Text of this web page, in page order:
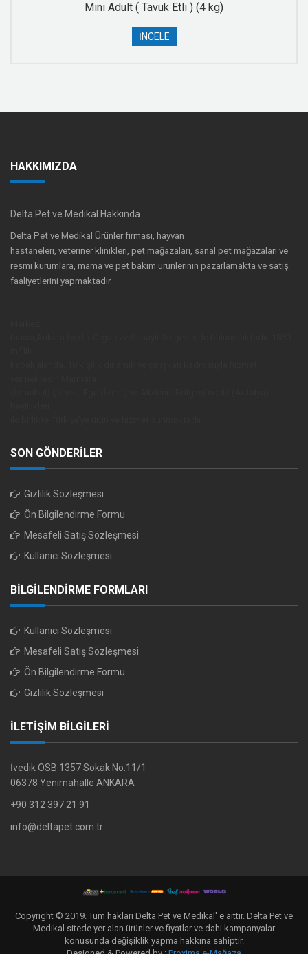
Mini Adult ( Tavuk Etli ) (4 kg)
İNCELE
HAKKIMIZDA
Delta Pet ve Medikal Hakkında
Delta Pet ve Medikal Ürünler firması, hayvan
hastaneleri, veteriner klinikleri, pet mağazaları, sanal pet mağazaları ve
resmi kurumlara, mama ve pet bakım ürünlerinin pazarlamakta ve satış
faaliyetlerini yapmaktadır.
SON GÖNDERİLER
Gizlilik Sözleşmesi
Ön Bilgilendirme Formu
Mesafeli Satış Sözleşmesi
Kullanıcı Sözleşmesi
BİLGİLENDİRME FORMLARI
Kullanıcı Sözleşmesi
Mesafeli Satış Sözleşmesi
Ön Bilgilendirme Formu
Gizlilik Sözleşmesi
İLETİŞİM BİLGİLERİ
İvedik OSB 1357 Sokak No:11/1
06378 Yenimahalle ANKARA
+90 312 397 21 91
info@deltapet.com.tr
Copyright © 2019. Tüm hakları Delta Pet ve Medikal' e aittir. Delta Pet ve
Medikal sitede yer alan ürünler ve fiyatlar ve dahi kampanyalar
konusunda değişiklik yapma hakkına sahiptir.